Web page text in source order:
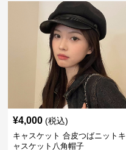
¥4,000 (税込)
キャスケット 合皮つばニットキ
ャスケット八角帽子